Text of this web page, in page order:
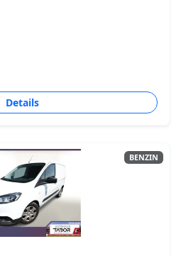
Details
BENZIN